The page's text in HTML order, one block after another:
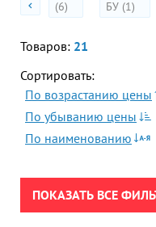
Венец
центрифуги
скребка
центрифуги
Рукав
центрифуги
Акции
ПРИМЕНИТЬ
(6) БУ (1)
Товаров: 21
Сортировать:
По возрастанию цены
По убыванию цены
По наименованию
ПОКАЗАТЬ ВСЕ